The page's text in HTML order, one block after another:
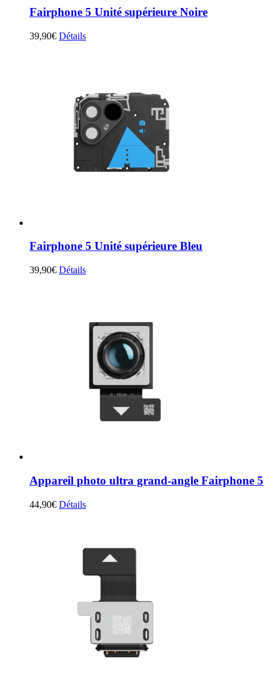
Fairphone 5 Unité supérieure Noire
39,90€ Détails
Fairphone 5 Unité supérieure Bleu
39,90€ Détails
Appareil photo ultra grand-angle Fairphone 5
44,90€ Détails